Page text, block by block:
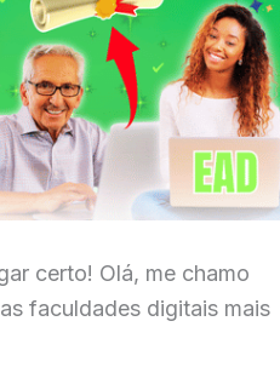
certo! Olá, me chamo
faculdades digitais mais